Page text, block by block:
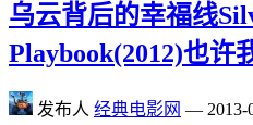
乌云背后的幸福线
Playbook(2012)也许
发布人 经典电影网 — 2013-